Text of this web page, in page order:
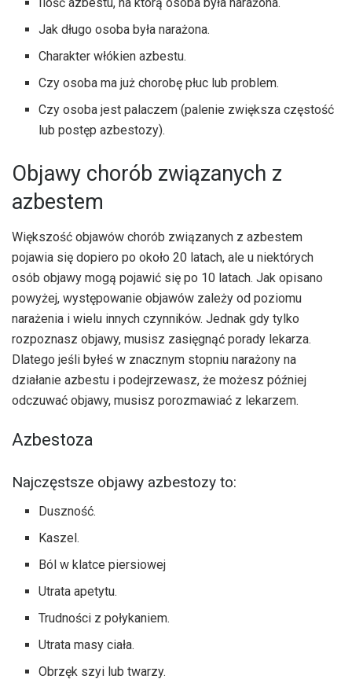
Ilość azbestu, na którą osoba była narażona.
Jak długo osoba była narażona.
Charakter włókien azbestu.
Czy osoba ma już chorobę płuc lub problem.
Czy osoba jest palaczem (palenie zwiększa częstość
lub postęp azbestozy).
Objawy chorób związanych z
azbestem
Większość objawów chorób związanych z azbestem
pojawia się dopiero po około 20 latach, ale u niektórych
osób objawy mogą pojawić się po 10 latach. Jak opisano
powyżej, występowanie objawów zależy od poziomu
narażenia i wielu innych czynników. Jednak gdy tylko
rozpoznasz objawy, musisz zasięgnąć porady lekarza.
Dlatego jeśli byłeś w znacznym stopniu narażony na
działanie azbestu i podejrzewasz, że możesz później
odczuwać objawy, musisz porozmawiać z lekarzem.
Azbestoza
Najczęstsze objawy azbestozy to:
Duszność.
Kaszel.
Ból w klatce piersiowej
Utrata apetytu.
Trudności z połykaniem.
Utrata masy ciała.
Obrzęk szyi lub twarzy.